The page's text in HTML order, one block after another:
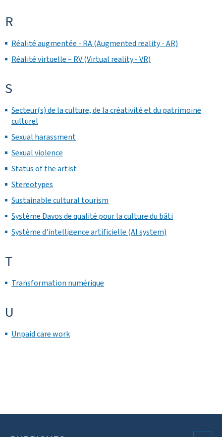
R
Réalité augmentée - RA (Augmented reality - AR)
Réalité virtuelle – RV (Virtual reality - VR)
S
Secteur(s) de la culture, de la créativité et du patrimoine
culturel
Sexual harassment
Sexual violence
Status of the artist
Stereotypes
Sustainable cultural tourism
Système Davos de qualité pour la culture du bâti
Système d'intelligence artificielle (AI system)
T
Transformation numérique
U
Unpaid care work